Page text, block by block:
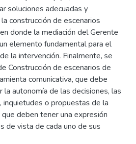
soluciones adecuadas y
construcción de escenarios
donde la mediación del Gerente
elemento fundamental para el
la intervención. Finalmente, se
Construcción de escenarios de
comunicativa, que debe
autonomía de las decisiones, las
inquietudes o propuestas de la
deben tener una expresión
de vista de cada uno de sus